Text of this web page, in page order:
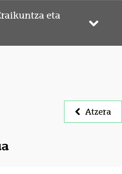
eta
Atzera